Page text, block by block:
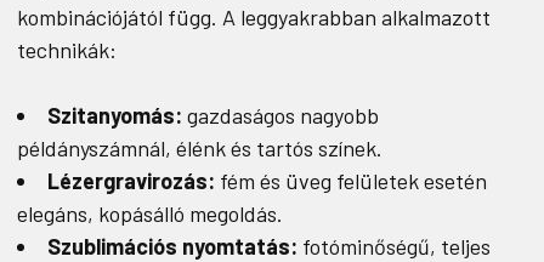
kombinációjától függ. A leggyakrabban alkalmazott
technikák:
Szitanyomás: gazdaságos nagyobb
példányszámnál, élénk és tartós színek.
Lézergravirozás: fém és üveg felületek esetén
elegáns, kopásálló megoldás.
Szublimációs nyomtatás: fotóminőségű, teljes